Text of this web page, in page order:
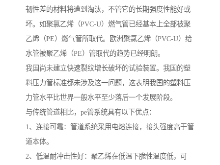
韧性差的材料将遭到淘汰，不管它的长期强度性能好或
坏。如聚氯乙烯（PVC-U）燃气管已经基本上全部被聚
乙烯（PE）燃气管所取代。欧洲聚氯乙烯（PVC-U）给
水管被聚乙烯（PE）管取代的趋势已经明朗。
我国尚未建立快速裂纹增长破坏的试验装置。我国的塑
料压力管标准都未涉及这一问题，这表明我国的塑料压
力管水平比世界一般水平至少落后一个发展阶段。
与传统管道相比，pe管系统具有以下优点：
1、连接可靠：管道系统采用电熔连接，接头强度高于管
道本体。
2、低温耐冲击性好：聚乙烯在低温下脆性温度低，可